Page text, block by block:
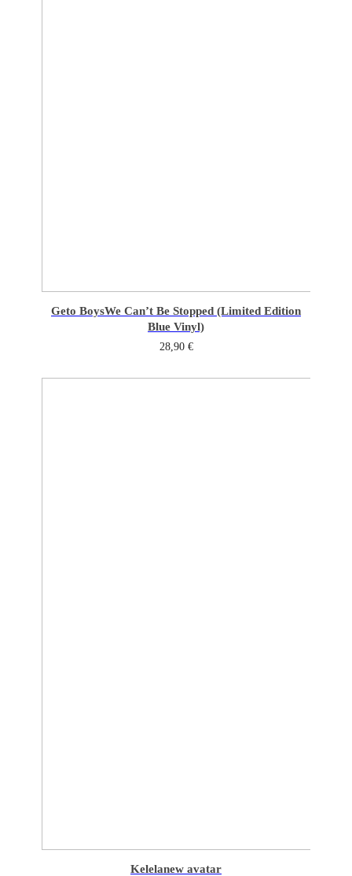
Geto BoysWe Can’t Be Stopped (Limited Edition
Blue Vinyl)
28,90 €
Kelelanew avatar